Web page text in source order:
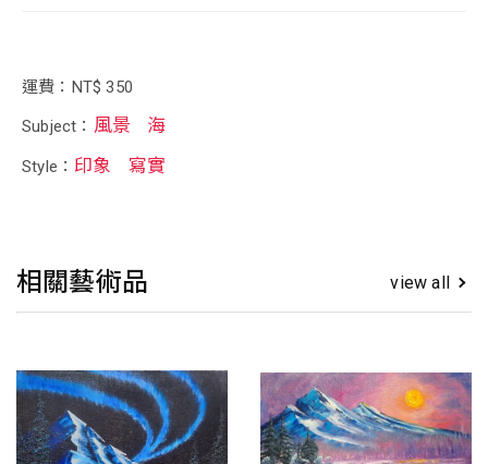
運費：NT$ 350
Subject： 風景 海
Style： 印象 寫實
相關藝術品 view all